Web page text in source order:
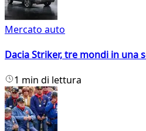
Mercato auto
Dacia Striker, tre mondi in una
1 min di lettura